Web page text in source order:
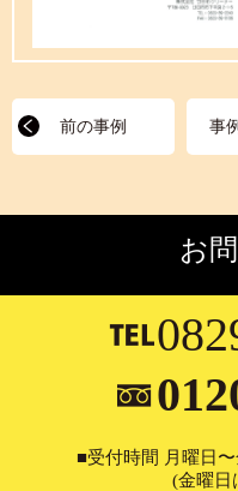
前の事例 事
お
■受付時間 月曜日
(金曜日